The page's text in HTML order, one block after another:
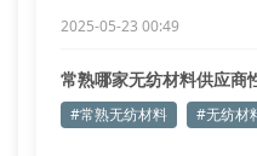
2025-05-23 00:49
常熟哪家无纺材料供应商
#常熟无纺材料 #无纺材